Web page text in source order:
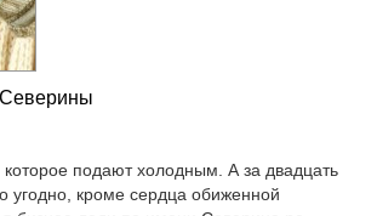
подают холодным. А за двадцать
угодно, кроме сердца обиженной